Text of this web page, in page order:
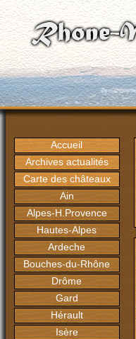
Accueil
Archives actualités
Carte des châteaux
Ain
Alpes-H.Provence
Hautes-Alpes
Ardeche
Bouches-du-Rhône
Drôme
Gard
Hérault
Isère